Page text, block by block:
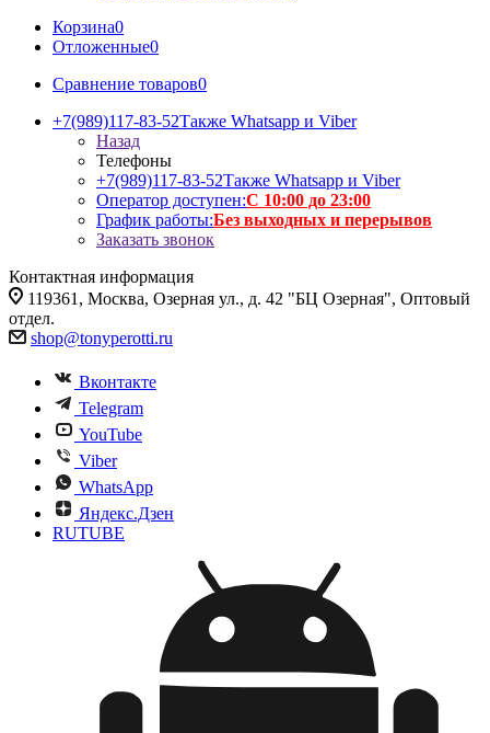
Корзина0
Отложенные0
Сравнение товаров0
+7(989)117-83-52Также Whatsapp и Viber
Назад
Телефоны
+7(989)117-83-52Также Whatsapp и Viber
Оператор доступен:С 10:00 до 23:00
График работы:Без выходных и перерывов
Заказать звонок
Контактная информация
119361, Москва, Озерная ул., д. 42 "БЦ Озерная", Оптовый
отдел.
shop@tonyperotti.ru
Вконтакте
Telegram
YouTube
Viber
WhatsApp
Яндекс.Дзен
RUTUBE